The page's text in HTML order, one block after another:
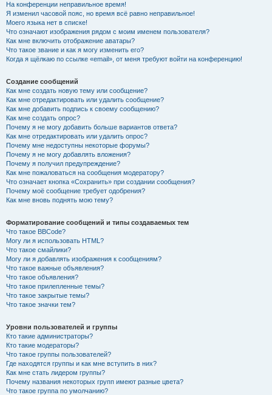
На конференции неправильное время!
Я изменил часовой пояс, но время всё равно неправильное!
Моего языка нет в списке!
Что означают изображения рядом с моим именем пользователя?
Как мне включить отображение аватары?
Что такое звание и как я могу изменить его?
Когда я щёлкаю по ссылке «email», от меня требуют войти на конференцию!
Создание сообщений
Как мне создать новую тему или сообщение?
Как мне отредактировать или удалить сообщение?
Как мне добавить подпись к своему сообщению?
Как мне создать опрос?
Почему я не могу добавить больше вариантов ответа?
Как мне отредактировать или удалить опрос?
Почему мне недоступны некоторые форумы?
Почему я не могу добавлять вложения?
Почему я получил предупреждение?
Как мне пожаловаться на сообщения модератору?
Что означает кнопка «Сохранить» при создании сообщения?
Почему моё сообщение требует одобрения?
Как мне вновь поднять мою тему?
Форматирование сообщений и типы создаваемых тем
Что такое BBCode?
Могу ли я использовать HTML?
Что такое смайлики?
Могу ли я добавлять изображения к сообщениям?
Что такое важные объявления?
Что такое объявления?
Что такое прилепленные темы?
Что такое закрытые темы?
Что такое значки тем?
Уровни пользователей и группы
Кто такие администраторы?
Кто такие модераторы?
Что такое группы пользователей?
Где находятся группы и как мне вступить в них?
Как мне стать лидером группы?
Почему названия некоторых групп имеют разные цвета?
Что такое группа по умолчанию?